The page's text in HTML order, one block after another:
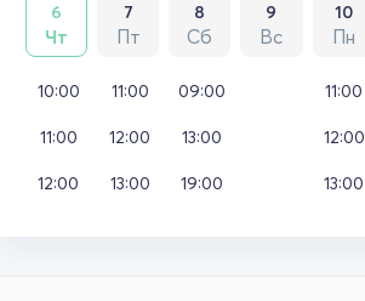
6
Чт
7
Пт
8
Сб
9
Вс
10
Пн
10:00
11:00
12:00
11:00
12:00
13:00
09:00
13:00
19:00
11:00
12:00
13:00